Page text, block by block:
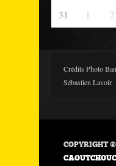
31
1 2
Crédits Photo
Sébastien Lavoir
COPYRIGHT
CAOUTCHOUC